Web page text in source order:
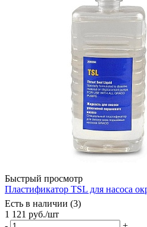
Быстрый просмотр
Пластификатор TSL для насоса
Есть в наличии (3)
1 121 руб./шт